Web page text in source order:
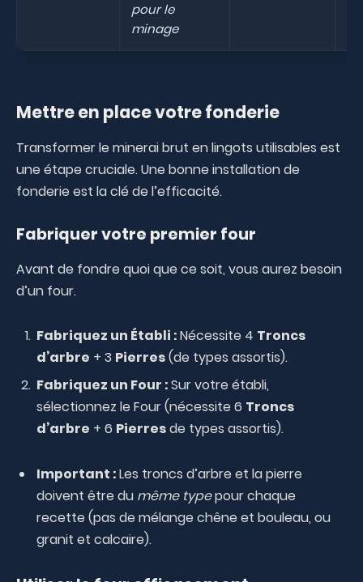
pour le
minage
Mettre en place votre fonderie
Transformer le minerai brut en lingots utilisables est
une étape cruciale. Une bonne installation de
fonderie est la clé de l’efficacité.
Fabriquer votre premier four
Avant de fondre quoi que ce soit, vous aurez besoin
d’un four.
Fabriquez un Établi :Nécessite 4 Troncs
d’arbre + 3 Pierres(de types assortis).
Fabriquez un Four :Sur votre établi,
sélectionnez le Four (nécessite 6 Troncs
d’arbre + 6 Pierresde types assortis).
Important :Les troncs d’arbre et la pierre
doivent être du même typepour chaque
recette (pas de mélange chêne et bouleau, ou
granit et calcaire).